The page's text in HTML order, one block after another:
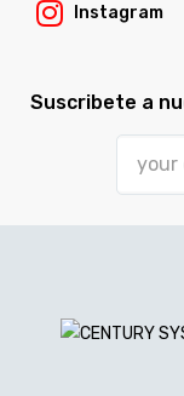
Instagram
Suscribete a